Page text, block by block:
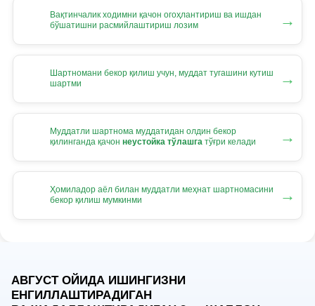
Вақтинчалик ходимни қачон огоҳлантириш ва ишдан
бўшатишни расмийлаштириш лозим
→
Шартномани бекор қилиш учун, муддат тугашини кутиш
шартми
→
Муддатли шартнома муддатидан олдин бекор
қилинганда қачон неустойка тўлашга тўғри келади →
Ҳомиладор аёл билан муддатли меҳнат шартномасини
бекор қилиш мумкинми
→
АВГУСТ ОЙИДА ИШИНГИЗНИ
ЕНГИЛЛАШТИРАДИГАН